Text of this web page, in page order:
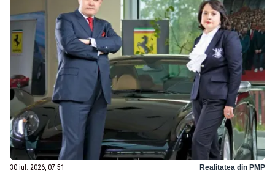
30 iul. 2026, 07:51 Realitatea din PMP